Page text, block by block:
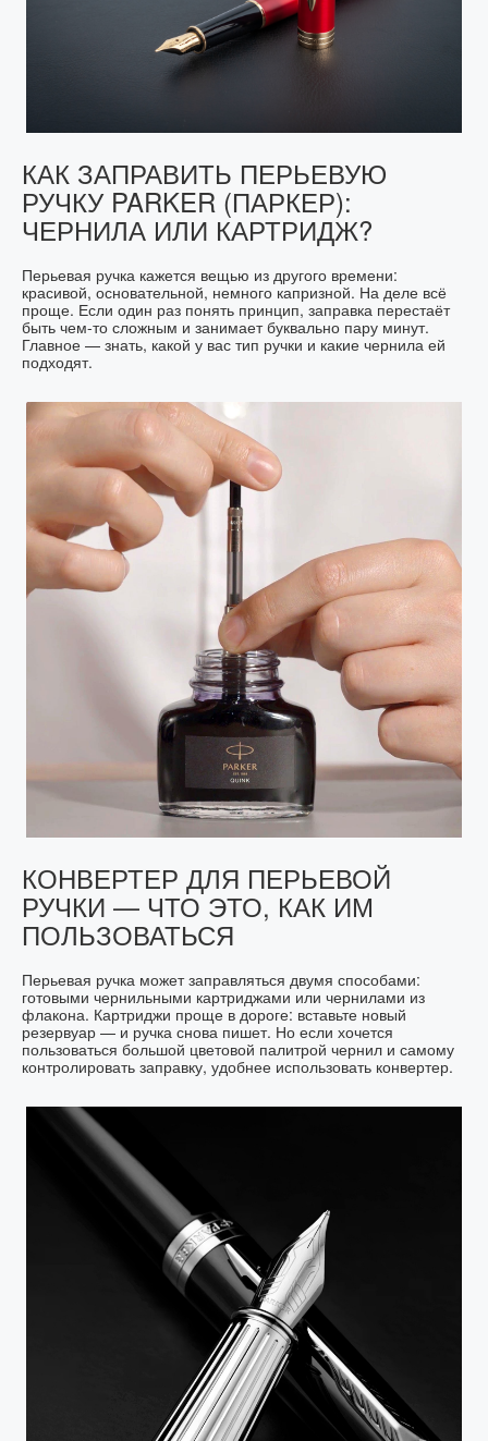
КАК ЗАПРАВИТЬ ПЕРЬЕВУЮ
РУЧКУ PARKER (ПАРКЕР):
ЧЕРНИЛА ИЛИ КАРТРИДЖ?
Перьевая ручка кажется вещью из другого времени:
красивой, основательной, немного капризной. На деле всё
проще. Если один раз понять принцип, заправка перестаёт
быть чем-то сложным и занимает буквально пару минут.
Главное — знать, какой у вас тип ручки и какие чернила ей
подходят.
КОНВЕРТЕР ДЛЯ ПЕРЬЕВОЙ
РУЧКИ — ЧТО ЭТО, КАК ИМ
ПОЛЬЗОВАТЬСЯ
Перьевая ручка может заправляться двумя способами:
готовыми чернильными картриджами или чернилами из
флакона. Картриджи проще в дороге: вставьте новый
резервуар — и ручка снова пишет. Но если хочется
пользоваться большой цветовой палитрой чернил и самому
контролировать заправку, удобнее использовать конвертер.